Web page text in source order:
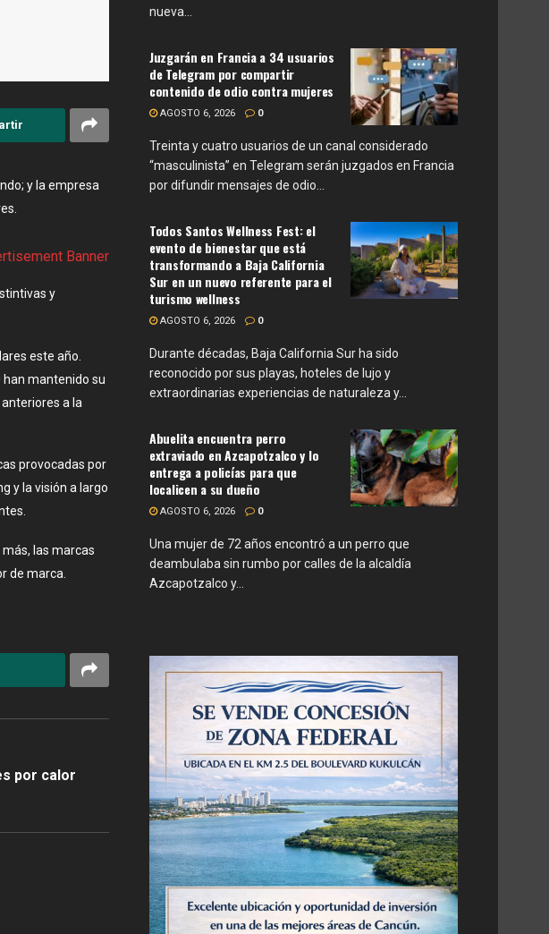
y la empresa
y
este año.
han mantenido su
a la
provocadas por
y la visión a largo
las marcas
de marca.
por calor
nueva...
Juzgarán en Francia a 34 usuarios
de Telegram por compartir
contenido de odio contra mujeres
AGOSTO 6, 2026 0
Treinta y cuatro usuarios de un canal considerado
“masculinista” en Telegram serán juzgados en Francia
por difundir mensajes de odio...
Todos Santos Wellness Fest: el
evento de bienestar que está
transformando a Baja California
Sur en un nuevo referente para el
turismo wellness
AGOSTO 6, 2026 0
Durante décadas, Baja California Sur ha sido
reconocido por sus playas, hoteles de lujo y
extraordinarias experiencias de naturaleza y...
Abuelita encuentra perro
extraviado en Azcapotzalco y lo
entrega a policías para que
localicen a su dueño
AGOSTO 6, 2026 0
Una mujer de 72 años encontró a un perro que
deambulaba sin rumbo por calles de la alcaldía
Azcapotzalco y...